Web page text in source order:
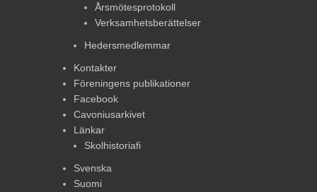
Årsmötesprotokoll
Verksamhetsberättelser
Hedersmedlemmar
Kontakter
Föreningens publikationer
Facebook
Cavoniusarkivet
Länkar
Skolhistoriafi
Svenska
Suomi